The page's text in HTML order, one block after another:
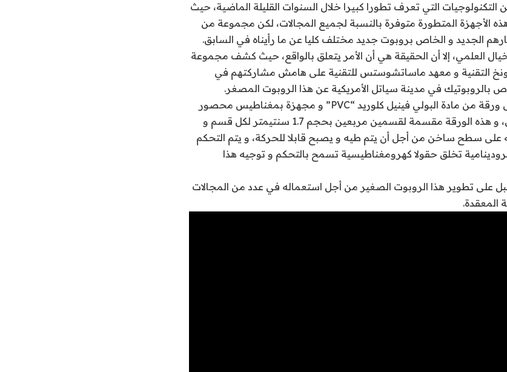
التكنولوجيات التي تعرف تطورا كبيرا خلال السنوات القليلة الماضية، حيث
الأجهزة المتطورة متوفرة بالنسبة لجميع المجالات، لكن مجموعة من
الجديد و الخاص بروبوت جديد مختلف كليا عن ما رأيناه في السابق.
العلمي، إلا أن الحقيقة هي أن الأمر يتعلق بالواقع، حيث كشف مجموعة
التقنية و معهد ماساتشوستس للتقنية على هامش مشاركتهم في
الروبوت الجديد هو على شكل ورقة من مادة البولي فينيل كلوريد “PVC” و مجهزة بمغناطيس محصور
بين طبقتين من البوليسترين، و هذه الورقة مقسمة لقسمين مربعين بحجم 1.7 سنتيمتر لكل قسم و
وضعه على سطح ساخن من أجل أن يتم طيه و يصبح قابلا للحركة، و يتم التحكم
تخلق حقولا كهرومغناطيسية تسمح بالتحكم و توجيه هذا
على تطوير هذا الروبوت الصغير من أجل استعماله في عدد من المجالات
المعقدة.